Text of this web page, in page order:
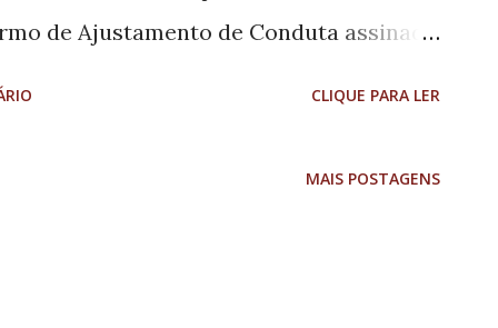
de Ajustamento de Conduta assinado
CLIQUE PARA LER
MAIS POSTAGENS